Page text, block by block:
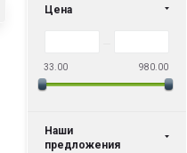
Цена
33.00 980.00
Наши
предложения